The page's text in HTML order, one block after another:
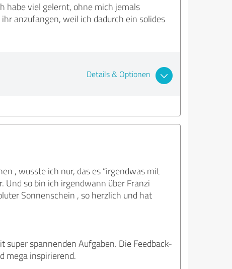
habe viel gelernt, ohne mich jemals
anzufangen, weil ich dadurch ein solides
Details & Optionen
, wusste ich nur, das es “irgendwas mit
Und so bin ich irgendwann über Franzi
Sonnenschein , so herzlich und hat
spannenden Aufgaben. Die Feedback-
mega inspirierend.